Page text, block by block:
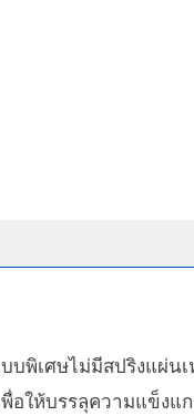
บพิเศษไม่มีสปริงแผ่น
อให้บรรลุความแข็งแ